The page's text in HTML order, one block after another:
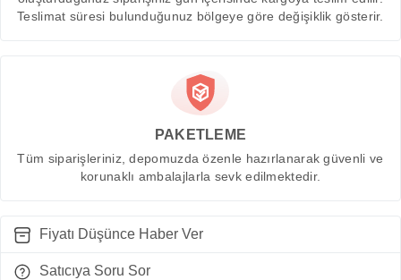
Teslimat süresi bulunduğunuz bölgeye göre değişiklik gösterir.
PAKETLEME
Tüm siparişleriniz, depomuzda özenle hazırlanarak güvenli ve
korunaklı ambalajlarla sevk edilmektedir.
Fiyatı Düşünce Haber Ver
Satıcıya Soru Sor